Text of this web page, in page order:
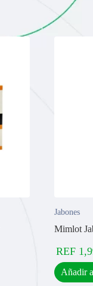
Jabones
Mimlot
REF
Añadir